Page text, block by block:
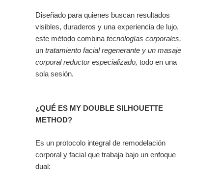
Diseñado para quienes buscan resultados
visibles, duraderos y una experiencia de lujo,
este método combinatecnologías corporales,
untratamiento facial regenerante y un masaje
corporal reductor especializado, todo en una
sola sesión.
¿QUÉ ES MY DOUBLE SILHOUETTE
METHOD?
Es un protocolo integral de remodelación
corporal y facial que trabaja bajo un enfoque
dual: